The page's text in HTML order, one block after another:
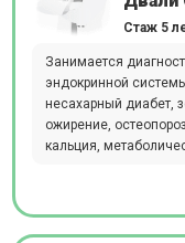
Стаж 5
Занимается
эндокринной
несахарный диабет,
ожирение,
кальция,